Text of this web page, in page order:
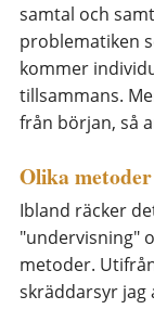
samtal och
problematiken
kommer
tillsammans.
från början, så
Olika metoder
Ibland räcker
"undervisning"
metoder.
skräddarsyr jag